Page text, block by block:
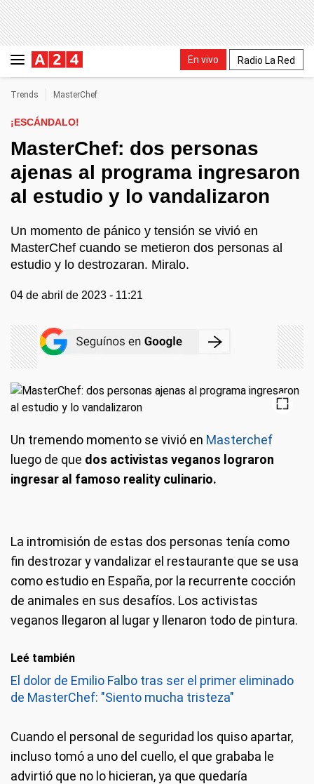
En vivo Radio La Red
Trends MasterChef
¡ESCÁNDALO!
MasterChef: dos personas
ajenas al programa ingresaron
al estudio y lo vandalizaron
Un momento de pánico y tensión se vivió en
MasterChef cuando se metieron dos personas al
estudio y lo destrozaran. Miralo.
04 de abril de 2023 - 11:21
Un tremendo momento se vivió en Masterchef
luego de que dos activistas veganos lograron
ingresar al famoso reality culinario.
La intromisión de estas dos personas tenía como
fin destrozar y vandalizar el restaurante que se usa
como estudio en España, por la recurrente cocción
de animales en sus desafíos. Los activistas
veganos llegaron al lugar y llenaron todo de pintura.
Leé también
El dolor de Emilio Falbo tras ser el primer eliminado
de MasterChef: "Siento mucha tristeza"
Cuando el personal de seguridad los quiso apartar,
incluso tomó a uno del cuello, el que grababa le
advirtió que no lo hicieran, ya que quedaría